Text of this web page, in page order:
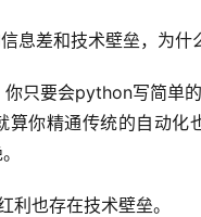
息差和技术壁垒，为什
只要会python写简单
算你精通传统的自动
也存在技术壁垒。